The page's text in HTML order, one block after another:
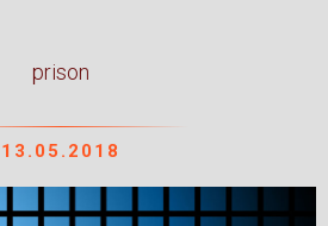
prison
13.05.2018